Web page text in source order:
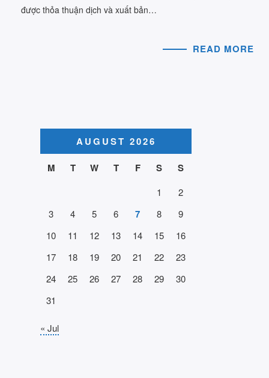
được thỏa thuận dịch và xuất bản…
READ MORE
AUGUST 2026
M
T W T F S S
1
2
3
4 5 6 7 8
9
10
11 12 13 14 15
16
17
18 19 20 21 22
23
24
25 26 27 28 29
30
31
« Jul